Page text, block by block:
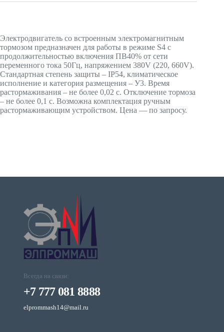
Электродвигатель со встроенным электромагнитным
тормозом предназначен для работы в режиме S4 с
продолжительностью включения ПВ40% от сети
переменного тока 50Гц, напряжением 380V (220, 660V).
Стандартная степень защиты – IP54, климатическое
исполнение и категория размещения – У3. Время
растормаживания – не более 0,02 с. Отключение тормоза
– не более 0,1 с. Возможна комплектация ручным
растормаживающим устройством. Цена — по запросу.
Всегда на связи:
+7 777 081 8888
elprommash14@mail.ru